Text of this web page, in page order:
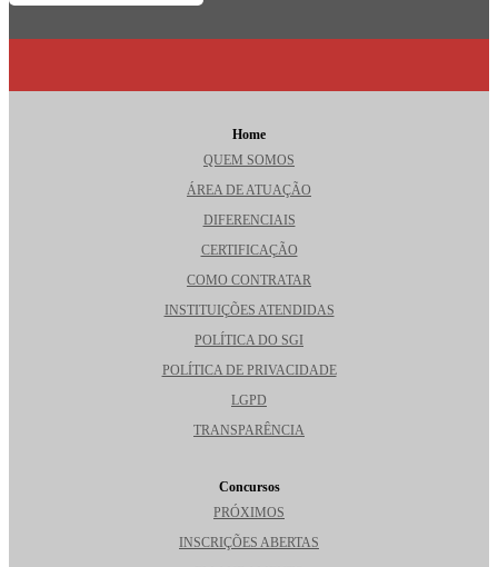
Home
QUEM SOMOS
ÁREA DE ATUAÇÃO
DIFERENCIAIS
CERTIFICAÇÃO
COMO CONTRATAR
INSTITUIÇÕES ATENDIDAS
POLÍTICA DO SGI
POLÍTICA DE PRIVACIDADE
LGPD
TRANSPARÊNCIA
Concursos
PRÓXIMOS
INSCRIÇÕES ABERTAS